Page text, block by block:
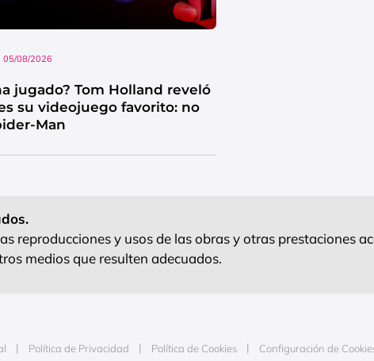
05/08/2026
jugado? Tom Holland reveló
su videojuego favorito: no
Man
reproducciones y usos de las obras y otras prestaciones
medios que resulten adecuados.
Política de Privacidad Política de Cookies Configuración de